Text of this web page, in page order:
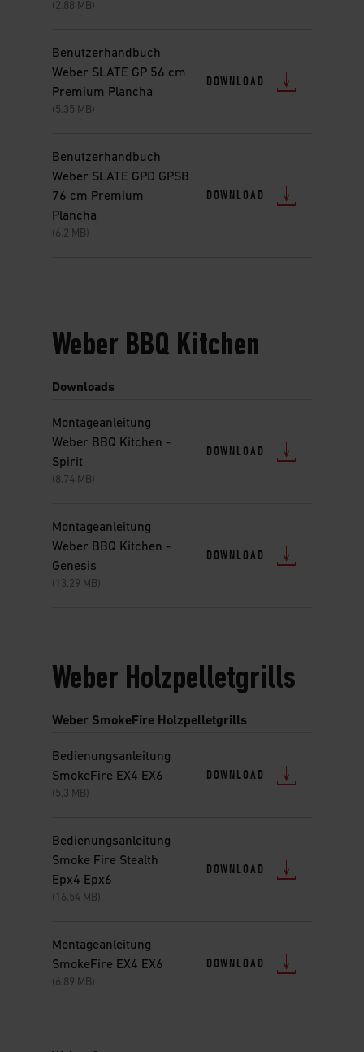
(2.88 MB)
Benutzerhandbuch
Weber SLATE GP 56 cm
Premium Plancha
(5.35 MB)
DOWNLOAD
Benutzerhandbuch
Weber SLATE GPD GPSB
76 cm Premium
Plancha
(6.2 MB)
DOWNLOAD
Weber BBQ Kitchen
Downloads
Montageanleitung
Weber BBQ Kitchen -
Spirit
(8.74 MB)
DOWNLOAD
Montageanleitung
Weber BBQ Kitchen -
Genesis
(13.29 MB)
DOWNLOAD
Weber Holzpelletgrills
Weber SmokeFire Holzpelletgrills
Bedienungsanleitung
SmokeFire EX4 EX6
(5.3 MB)
DOWNLOAD
Bedienungsanleitung
Smoke Fire Stealth
Epx4 Epx6
(16.54 MB)
DOWNLOAD
Montageanleitung
SmokeFire EX4 EX6
(6.89 MB)
DOWNLOAD